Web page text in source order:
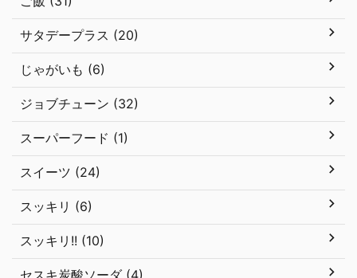
サタデープラス (20)
じゃがいも (6)
ジョブチューン (32)
スーパーフード (1)
スイーツ (24)
スッキリ (6)
スッキリ!! (10)
セスキ炭酸ソーダ (4)